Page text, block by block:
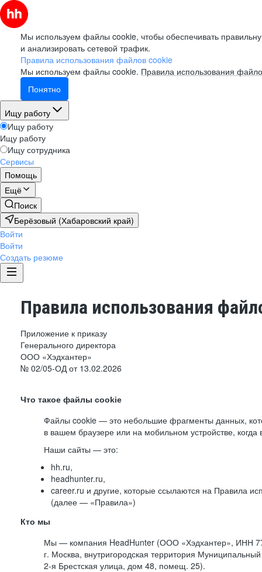
Мы используем файлы cookie, чтобы обеспечивать
и анализировать сетевой трафик.
Правила использования файлов cookie
Мы используем файлы cookie. Правила использования
Понятно
Ищу работу
Ищу работу
Ищу работу
Ищу сотрудника
Сервисы
Помощь
Ещё
Поиск
Берёзовый (Хабаровский край)
Войти
Войти
Создать резюме
Правила использования
Приложение к приказу
Генерального директора
ООО «Хэдхантер»
№ 02/05-ОД от 13.02.2026
Что такое файлы cookie
Файлы cookie — это небольшие фрагменты данных,
в вашем браузере или на мобильном устройстве,
Наши сайты — это:
hh.ru,
headhunter.ru,
career.ru и другие, которые ссылаются на Правила
(далее — «Правила»)
Кто мы
Мы — компания HeadHunter (ООО «Хэдхантер», ИНН
г. Москва, внутригородская территория Муниципальный
2-я Брестская улица, дом 48, помещ. 25).